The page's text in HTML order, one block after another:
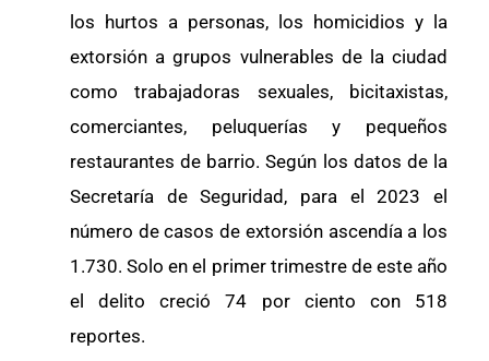
los hurtos a personas, los homicidios y la
extorsión a grupos vulnerables de la ciudad
como trabajadoras sexuales, bicitaxistas,
comerciantes, peluquerías y pequeños
restaurantes de barrio. Según los datos de la
Secretaría de Seguridad, para el 2023 el
número de casos de extorsión ascendía a los
1.730. Solo en el primer trimestre de este año
el delito creció 74 por ciento con 518
reportes.